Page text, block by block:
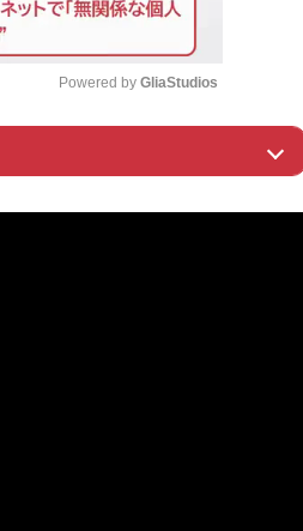
t
Powered by GliaStudios
浪剛史氏